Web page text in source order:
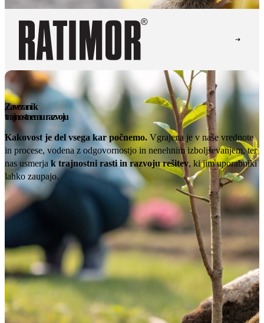
Zavezani k
trajnostnemu razvoju
Kakovost je del vsega kar počnemo. Vgrajena je v naše vrednote
in procese, vodena z odgovornostjo in nenehnim izboljševanjem, ter
nas usmerja k trajnostni rasti in razvoju rešitev, ki jim uporabniki
lahko zaupajo.